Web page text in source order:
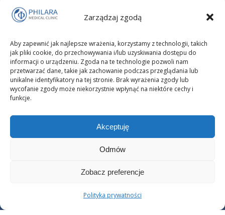
Zarządzaj zgodą
Aby zapewnić jak najlepsze wrażenia, korzystamy z technologii, takich
jak pliki cookie, do przechowywania i/lub uzyskiwania dostępu do
informacji o urządzeniu. Zgoda na te technologie pozwoli nam
przetwarzać dane, takie jak zachowanie podczas przeglądania lub
unikalne identyfikatory na tej stronie. Brak wyrażenia zgody lub
wycofanie zgody może niekorzystnie wpłynąć na niektóre cechy i
funkcje.
Akceptuję
Odmów
Zobacz preferencje
Polityka prywatności
profilaktyce zdrowia intymnego kobiet. Dowiedz się, na czym
bez tajemnic. Sprawdź, dlaczego regularna ultrasonografia
może uratować zdrowie, a nawet życie.
Copyright © 2025 PHILARA Medical Clinic Prywatna Klinika